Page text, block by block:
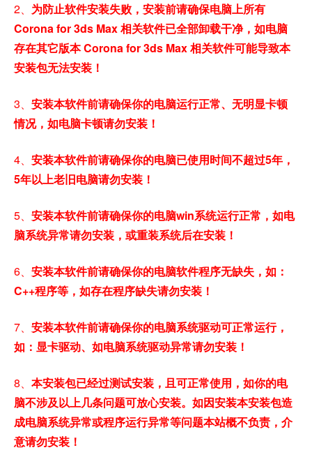
2、 为防止软件安装失败，安装前请确保电脑上所有
Corona for 3ds Max 相关软件已全部卸载干净，如电脑
存在其它版本 Corona for 3ds Max 相关软件可能导致本
安装包无法安装！
3、 安装本软件前请确保你的电脑运行正常、无明显卡顿
情况，如电脑卡顿请勿安装！
4、 安装本软件前请确保你的电脑已使用时间不超过5年，
5年以上老旧电脑请勿安装！
5、 安装本软件前请确保你的电脑win系统运行正常，如电
脑系统异常请勿安装，或重装系统后在安装！
6、 安装本软件前请确保你的电脑软件程序无缺失，如：
C++程序等，如存在程序缺失请勿安装！
7、 安装本软件前请确保你的电脑系统驱动可正常运行，
如：显卡驱动、如电脑系统驱动异常请勿安装！
8、 本安装包已经过测试安装，且可正常使用，如你的电
脑不涉及以上几条问题可放心安装。如因安装本安装包造
成电脑系统异常或程序运行异常等问题本站概不负责，介
意请勿安装！